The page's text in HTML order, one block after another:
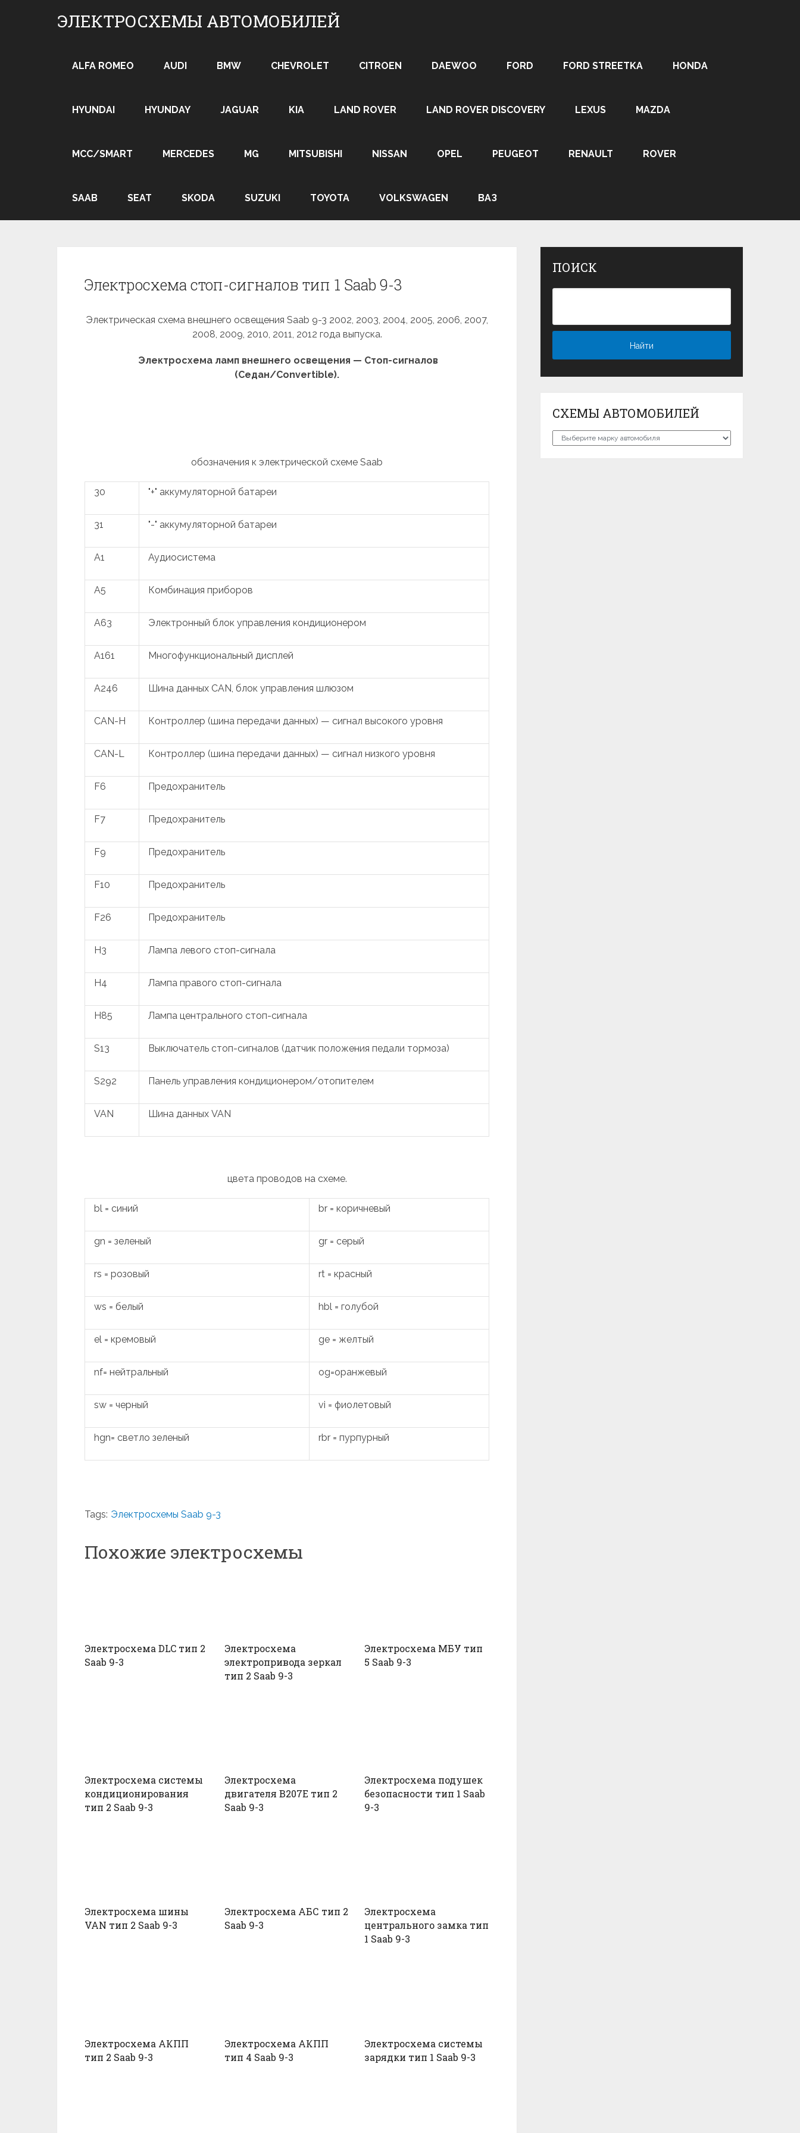
ЭЛЕКТРОСХЕМЫ АВТОМОБИЛЕЙ
ALFA ROMEO AUDI BMW CHEVROLET CITROEN DAEWOO FORD FORD STREETKA HONDA
HYUNDAI HYUNDAY JAGUAR KIA LAND ROVER LAND ROVER DISCOVERY LEXUS MAZDA
MCC/SMART MERCEDES MG MITSUBISHI NISSAN OPEL PEUGEOT RENAULT ROVER
SAAB SEAT SKODA SUZUKI TOYOTA VOLKSWAGEN ВАЗ
Электросхема стоп-сигналов тип 1 Saab 9-3
Электрическая схема внешнего освещения Saab 9-3 2002, 2003, 2004, 2005, 2006, 2007,
2008, 2009, 2010, 2011, 2012 года выпуска.
Электросхема ламп внешнего освещения — Стоп-сигналов
(Седан/Convertible).
обозначения к электрической схеме Saab
30 "+" аккумуляторной батареи
31 "-" аккумуляторной батареи
A1 Аудиосистема
A5 Комбинация приборов
A63 Электронный блок управления кондиционером
A161 Многофункциональный дисплей
A246 Шина данных CAN, блок управления шлюзом
CAN-H Контроллер (шина передачи данных) — сигнал высокого уровня
CAN-L Контроллер (шина передачи данных) — сигнал низкого уровня
F6 Предохранитель
F7 Предохранитель
F9 Предохранитель
F10 Предохранитель
F26 Предохранитель
H3 Лампа левого стоп-сигнала
H4 Лампа правого стоп-сигнала
H85 Лампа центрального стоп-сигнала
S13 Выключатель стоп-сигналов (датчик положения педали тормоза)
S292 Панель управления кондиционером/отопителем
VAN Шина данных VAN
цвета проводов на схеме.
bl = синий br = коричневый
gn = зеленый gr = серый
rs = розовый rt = красный
ws = белый hbl = голубой
el = кремовый ge = желтый
nf= нейтральный og=оранжевый
sw = черный vi = фиолетовый
hgn= светло зеленый rbr = пурпурный
Tags: Электросхемы Saab 9-3
Похожие электросхемы
Электросхема DLC тип 2
Saab 9-3
Электросхема
электропривода зеркал
тип 2 Saab 9-3
Электросхема МБУ тип
5 Saab 9-3
Электросхема системы
кондиционирования
тип 2 Saab 9-3
Электросхема
двигателя B207E тип 2
Saab 9-3
Электросхема подушек
безопасности тип 1 Saab
9-3
Электросхема шины
VAN тип 2 Saab 9-3
Электросхема АБС тип 2
Saab 9-3
Электросхема
центрального замка тип
1 Saab 9-3
Электросхема АКПП
тип 2 Saab 9-3
Электросхема АКПП
тип 4 Saab 9-3
Электросхема системы
зарядки тип 1 Saab 9-3
ПОИСК
СХЕМЫ АВТОМОБИЛЕЙ
Схемы